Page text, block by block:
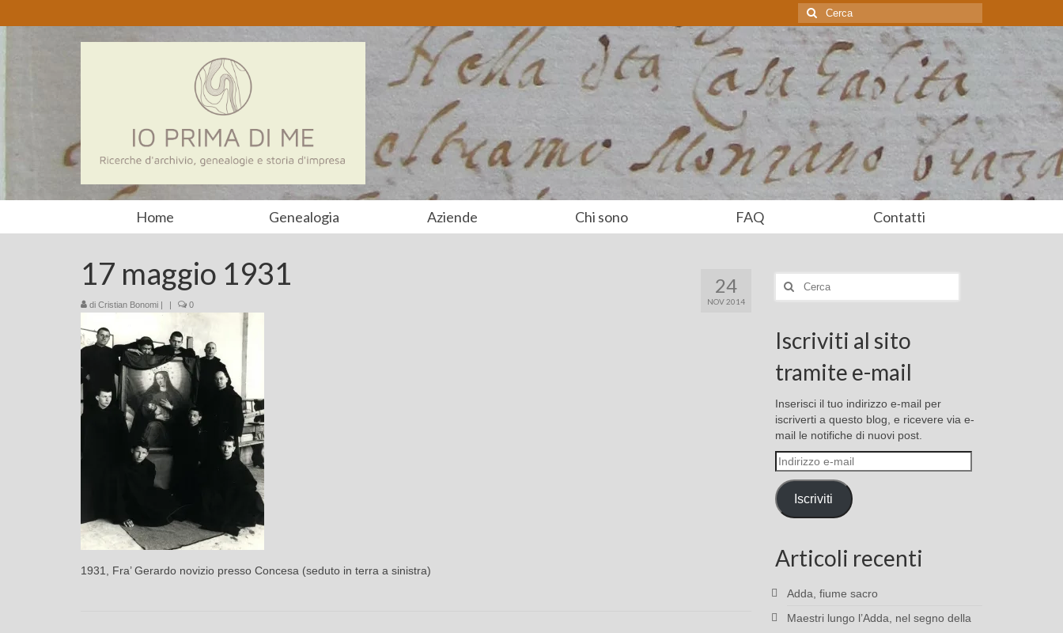
Cerca:
Home Genealogia Aziende Chi sono FAQ Contatti
24
NOV 2014
17 maggio 1931
di Cristian Bonomi | | 0
1931, Fra’ Gerardo novizio presso Concesa (seduto in terra a sinistra)
Cerca:
Iscriviti al sito
tramite e-mail
Inserisci il tuo indirizzo e-mail per
iscriverti a questo blog, e ricevere via e-
mail le notifiche di nuovi post.
Indirizzo
e-
mail
Iscriviti
Articoli recenti
Adda, fiume sacro
Maestri lungo l’Adda, nel segno della